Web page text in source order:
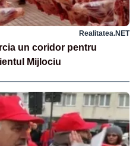
Realitatea.NET
un coridor pentru
Mijlociu